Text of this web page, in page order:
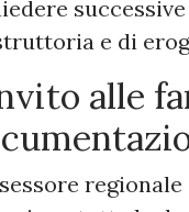
e di
alle